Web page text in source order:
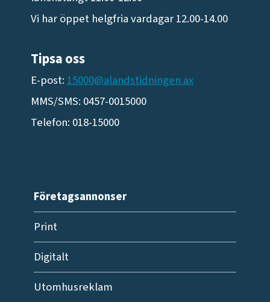
Vi har öppet helgfria vardagar 12.00-14.00
Tipsa oss
E-post:15000@alandstidningen.ax
MMS/SMS: 0457-0015000
Telefon: 018-15000
Företagsannonser
Print
Digitalt
Utomhusreklam